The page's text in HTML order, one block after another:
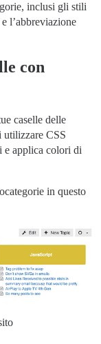
inclusi gli stili
l’abbreviazione
con
caselle delle
utilizzare CSS
e applica colori di
in questo